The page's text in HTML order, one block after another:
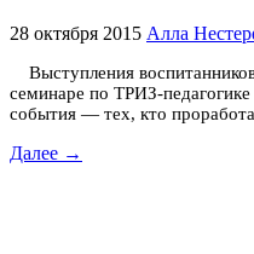
28 октября 2015 Алла
Выступления
семинаре по ТРИЗ-педагогике
события — тех, кто
Далее →